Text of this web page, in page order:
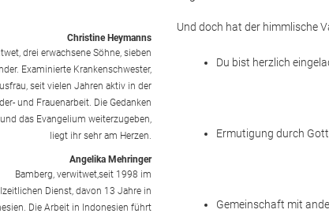
Und doch hat der himmlische
Du bist herzlich
Ermutigung durch
Gemeinschaft mit
Christine Heymanns
drei erwachsene Söhne, sieben
Examinierte Krankenschwester,
seit vielen Jahren aktiv in der
und Frauenarbeit. Die Gedanken
das Evangelium weiterzugeben,
liegt ihr sehr am Herzen.
Angelika Mehringer
Bamberg, verwitwet,seit 1998 im
Dienst, davon 13 Jahre in
Die Arbeit in Indonesien führt